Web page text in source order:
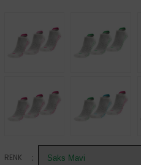
RENK :